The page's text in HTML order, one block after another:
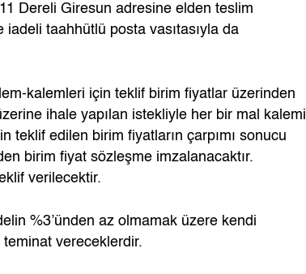
Dereli Giresun adresine elden teslim
taahhütlü posta vasıtasıyla da
kalemleri için teklif birim fiyatlar üzerinden
ihale yapılan istekliyle her bir mal kalemi
teklif edilen birim fiyatların çarpımı sonucu
birim fiyat sözleşme imzalanacaktır.
verilecektir.
%3’ünden az olmamak üzere kendi
vereceklerdir.